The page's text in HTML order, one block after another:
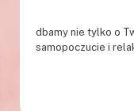
dbamy nie tylko o
samopoczucie i